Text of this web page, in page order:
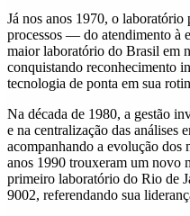
Já nos anos 1970, o
processos — do atendimento à
maior laboratório do Brasil em
conquistando reconhecimento
tecnologia de ponta em sua
Na década de 1980, a gestão
e na centralização das análises
acompanhando a evolução dos
anos 1990 trouxeram um novo
primeiro laboratório do Rio de
9002, referendando sua